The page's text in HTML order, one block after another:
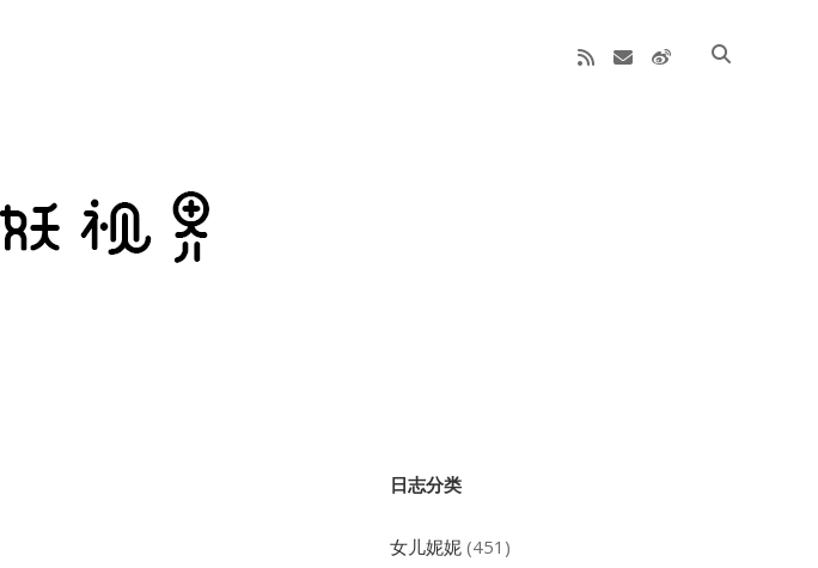
rss emailweibo
Sidebar
日志分类
女儿妮妮(451)